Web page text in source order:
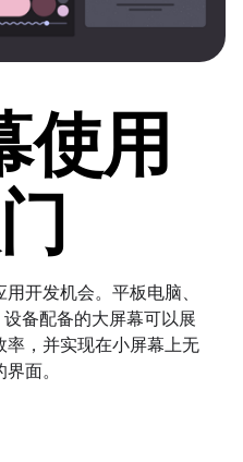
使用
开发机会。平板电脑、
备配备的大屏幕可以展
，并实现在小屏幕上无
面。